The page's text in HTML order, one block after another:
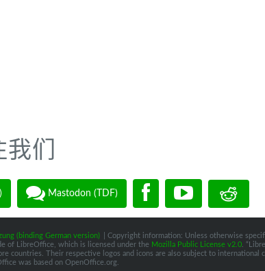
们
Mastodon (TDF)
(binding German version)
| Copyright information: Unless otherwise
of LibreOffice, which is licensed under the Mozilla Public License v2.0 .
countries. Their respective logos and icons are also subject to international
was based on OpenOffice.org.